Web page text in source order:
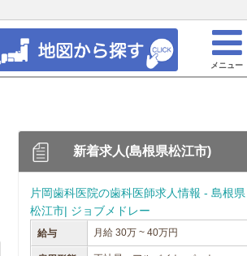
メニュー
新着求人(島根県松江市)
片岡歯科医院の歯科医師求人情報 - 島根県
松江市| ジョブメドレー
給与 月給 30万 ~ 40万円